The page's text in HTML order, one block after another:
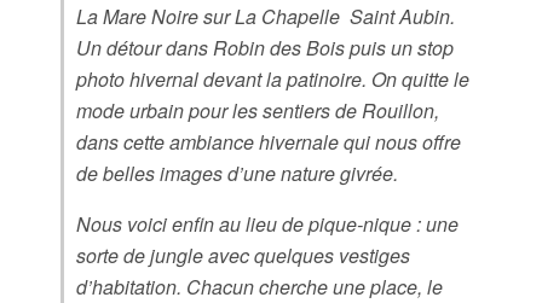
La Mare Noire sur La Chapelle Saint Aubin.
Un détour dans Robin des Bois puis un stop
photo hivernal devant la patinoire. On quitte le
mode urbain pour les sentiers de Rouillon,
dans cette ambiance hivernale qui nous offre
de belles images d’une nature givrée.
Nous voici enfin au lieu de pique-nique : une
sorte de jungle avec quelques vestiges
d’habitation. Chacun cherche une place, le